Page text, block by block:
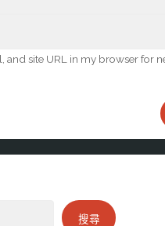
and site URL in my browser for
搜尋